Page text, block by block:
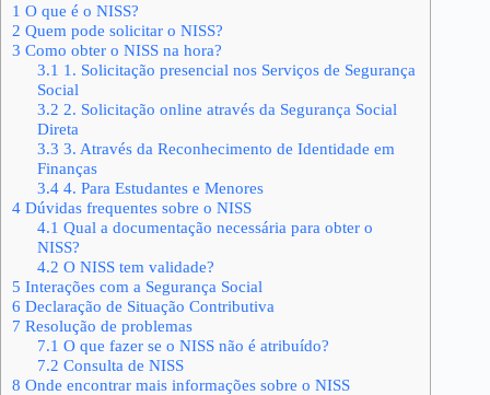
1 O que é o NISS?
2 Quem pode solicitar o NISS?
3 Como obter o NISS na hora?
3.1 1. Solicitação presencial nos Serviços de Segurança
Social
3.2 2. Solicitação online através da Segurança Social
Direta
3.3 3. Através da Reconhecimento de Identidade em
Finanças
3.44. Para Estudantes e Menores
4 Dúvidas frequentes sobre o NISS
4.1 Qual a documentação necessária para obter o
NISS?
4.2 O NISS tem validade?
5 Interações com a Segurança Social
6 Declaração de Situação Contributiva
7 Resolução de problemas
7.1 O que fazer se o NISS não é atribuído?
7.2 Consulta de NISS
8 Onde encontrar mais informações sobre o NISS